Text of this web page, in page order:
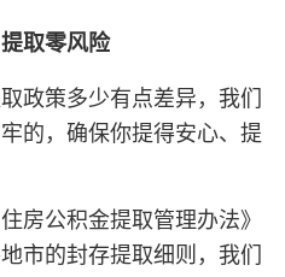
取零风险
政策多少有点差异，我们
的，确保你提得安心、提
房公积金提取管理办法》
市的封存提取细则，我们